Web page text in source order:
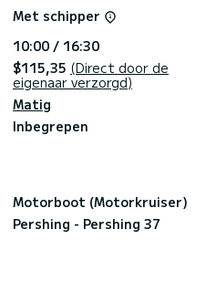
met jacquard kunt
en verse lokale
Met schipper
10:00 / 16:30
$115,35 (Direct door de
eigenaar verzorgd)
Matig
Inbegrepen
Motorboot (Motorkruiser)
Pershing - Pershing 37